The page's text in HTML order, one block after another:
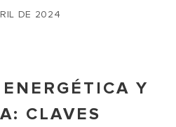
DE 2024
Y
CLAVES